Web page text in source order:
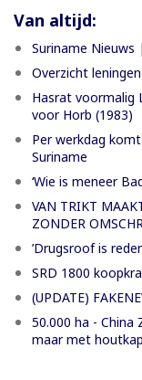
Van altijd:
Suriname Nieuws
Overzicht
Hasrat voormalig
voor Horb (1983)
Per werkdag
Suriname
‘Wie is meneer
VAN TRIKT
ZONDER
’Drugsroof is
SRD 1800
(UPDATE)
50.000 ha - China
maar met houtkap